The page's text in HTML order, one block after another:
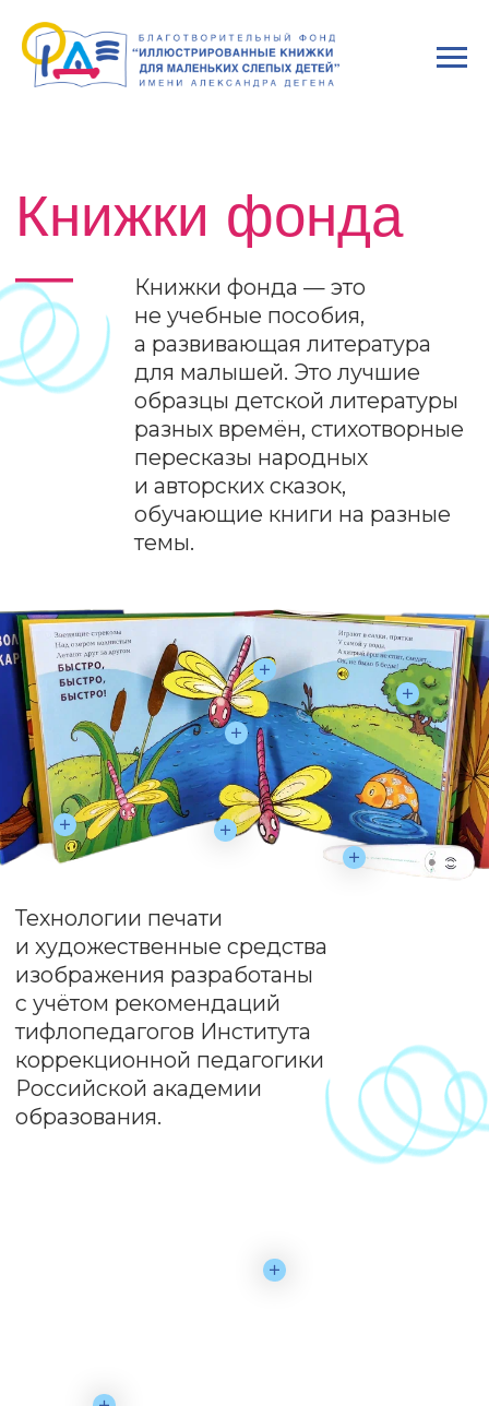
—
Книжки фонда — это
не учебные пособия,
а развивающая литература
образцы детской литературы
разных времён, стихотворные
пересказы народных
и авторских сказок,
обучающие книги на разные
темы.
Технологии печати
и художественные средства
изображения разработаны
с учётом рекомендаций
тифлопедагогов Института
коррекционной педагогики
Российской академии
образования.